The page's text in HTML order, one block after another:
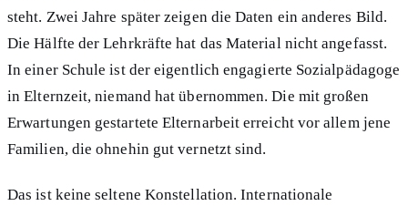
steht. Zwei Jahre später zeigen die Daten ein anderes Bild.
Die Hälfte der Lehrkräfte hat das Material nicht angefasst.
In einer Schule ist der eigentlich engagierte Sozialpädagoge
in Elternzeit, niemand hat übernommen. Die mit großen
Erwartungen gestartete Elternarbeit erreicht vor allem jene
Familien, die ohnehin gut vernetzt sind.
Das ist keine seltene Konstellation. Internationale